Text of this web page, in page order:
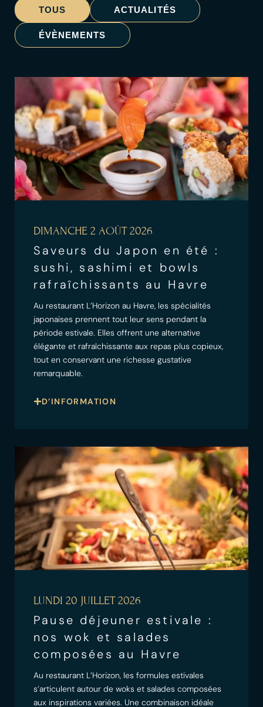
ACTUALITÉS
ÉVÈNEMENTS
TOUS
DIMANCHE 2 AOÛT 2026
Saveurs du Japon en été :
sushi, sashimi et bowls
rafraîchissants au Havre
Au restaurant L’Horizon au Havre, les spécialités
japonaises prennent tout leur sens pendant la
période estivale. Elles offrent une alternative
élégante et rafraîchissante aux repas plus copieux,
tout en conservant une richesse gustative
remarquable.
D’INFORMATION
LUNDI 20 JUILLET 2026
Pause déjeuner estivale :
nos wok et salades
composées au Havre
Au restaurant L’Horizon, les formules estivales
s’articulent autour de woks et salades composées
aux inspirations variées. Une combinaison idéale